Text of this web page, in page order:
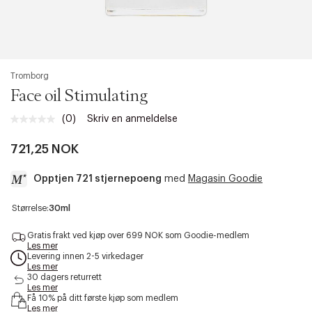
Tromborg
Face oil Stimulating
(0) Skriv en anmeldelse
721,25 NOK
Opptjen 721 stjernepoeng med Magasin Goodie
a
c
s
b
Størrelse:30ml
Gratis frakt ved kjøp over 699 NOK som Goodie-medlem
Les mer
Levering innen 2-5 virkedager
Les mer
30 dagers returrett
Les mer
Få 10% på ditt første kjøp som medlem
Les mer